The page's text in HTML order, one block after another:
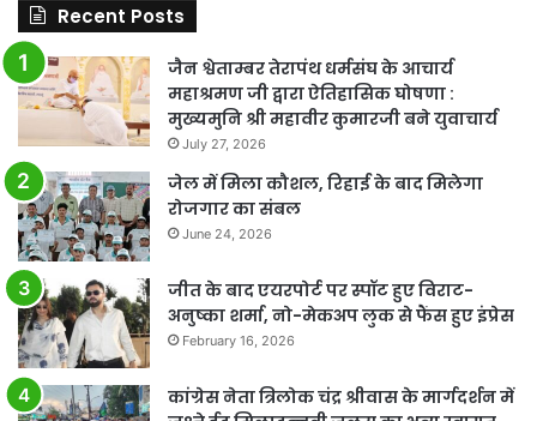
Recent Posts
जैन श्वेताम्बर तेरापंथ धर्मसंघ के आचार्य
महाश्रमण जी द्वारा ऐतिहासिक घोषणा :
मुख्यमुनि श्री महावीर कुमारजी बने युवाचार्य
July 27, 2026
जेल में मिला कौशल, रिहाई के बाद मिलेगा
रोजगार का संबल
June 24, 2026
जीत के बाद एयरपोर्ट पर स्पॉट हुए विराट-
अनुष्का शर्मा, नो-मेकअप लुक से फैंस हुए इंप्रेस
February 16, 2026
कांग्रेस नेता त्रिलोक चंद्र श्रीवास के मार्गदर्शन में